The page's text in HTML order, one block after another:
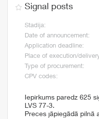
Signal posts
Stadija:
Date of announcement:
Application deadline:
Place of execution/
Type of procurement:
CPV codes:
Iepirkums paredz 625
LVS 77-3.
Preces jāpiegādā pilnā